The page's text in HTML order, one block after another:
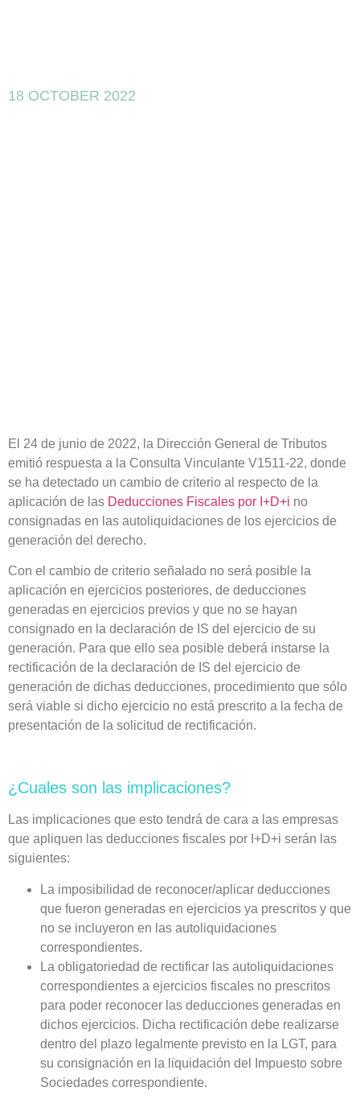
18 OCTOBER 2022
El 24 de junio de 2022, la Dirección General de Tributos
emitió respuesta a la Consulta Vinculante V1511-22, donde
se ha detectado un cambio de criterio al respecto de la
aplicación de las Deducciones Fiscales por I+D+i no
consignadas en las autoliquidaciones de los ejercicios de
generación del derecho.
Con el cambio de criterio señalado no será posible la
aplicación en ejercicios posteriores, de deducciones
generadas en ejercicios previos y que no se hayan
consignado en la declaración de IS del ejercicio de su
generación. Para que ello sea posible deberá instarse la
rectificación de la declaración de IS del ejercicio de
generación de dichas deducciones, procedimiento que sólo
será viable si dicho ejercicio no está prescrito a la fecha de
presentación de la solicitud de rectificación.
¿Cuales son las implicaciones?
Las implicaciones que esto tendrá de cara a las empresas
que apliquen las deducciones fiscales por I+D+i serán las
siguientes:
La imposibilidad de reconocer/aplicar deducciones
que fueron generadas en ejercicios ya prescritos y que
no se incluyeron en las autoliquidaciones
correspondientes.
La obligatoriedad de rectificar las autoliquidaciones
correspondientes a ejercicios fiscales no prescritos
para poder reconocer las deducciones generadas en
dichos ejercicios. Dicha rectificación debe realizarse
dentro del plazo legalmente previsto en la LGT, para
su consignación en la liquidación del Impuesto sobre
Sociedades correspondiente.